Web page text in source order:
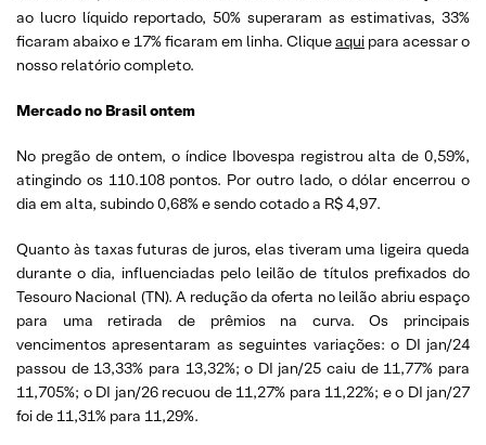
ao lucro líquido reportado, 50% superaram as estimativas, 33%
ficaram abaixo e 17% ficaram em linha. Cliqueaqui para acessar o
nosso relatório completo.
Mercado no Brasil ontem
No pregão de ontem, o índice Ibovespa registrou alta de 0,59%,
atingindo os 110.108 pontos. Por outro lado, o dólar encerrou o
dia em alta, subindo 0,68% e sendo cotado a R$ 4,97.
Quanto às taxas futuras de juros, elas tiveram uma ligeira queda
durante o dia, influenciadas pelo leilão de títulos prefixados do
Tesouro Nacional (TN). A redução da oferta no leilão abriu espaço
para uma retirada de prêmios na curva. Os principais
vencimentos apresentaram as seguintes variações: o DI jan/24
passou de 13,33% para 13,32%; o DI jan/25 caiu de 11,77% para
11,705%; o DI jan/26 recuou de 11,27% para 11,22%; e o DI jan/27
foi de 11,31% para 11,29%.